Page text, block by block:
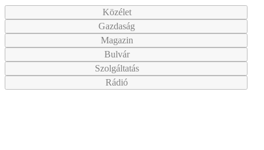
Közélet
Gazdaság
Magazin
Bulvár
Szolgáltatás
Rádió